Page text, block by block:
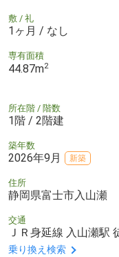
敷 / 礼
1ヶ月 / なし
専有面積
44.87m2
所在階 / 階数
1階 / 2階建
築年数
2026年9月 新築
住所
静岡県富士市入山瀬
交通
ＪＲ身延線 入山瀬駅
乗り換え検索